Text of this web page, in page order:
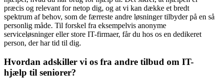
præcis og relevant for netop dig, og at vi kan dække et bredt
spektrum af behov, som de færreste andre løsninger tilbyder på en så
personlig måde. Til forskel fra eksempelvis anonyme
serviceløsninger eller store IT-firmaer, får du hos os en dedikeret
person, der har tid til dig.
Hvordan adskiller vi os fra andre tilbud om IT-
hjælp til seniorer?